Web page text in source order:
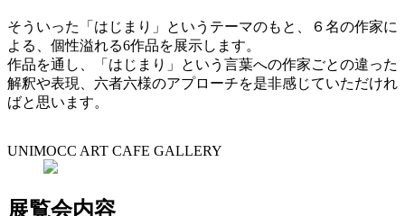
そういった「はじまり」というテーマのもと、６名の作家に
よる、個性溢れる6作品を展示します。
作品を通し、「はじまり」という言葉への作家ごとの違った
解釈や表現、六者六様のアプローチを是非感じていただけれ
ばと思います。
UNIMOCC ART CAFE GALLERY
展覧会内容